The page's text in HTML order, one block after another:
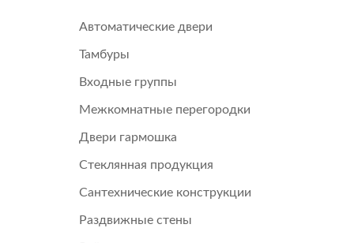
Автоматические двери
Тамбуры
Входные группы
Межкомнатные перегородки
Двери гармошка
Стеклянная продукция
Сантехнические конструкции
Раздвижные стены